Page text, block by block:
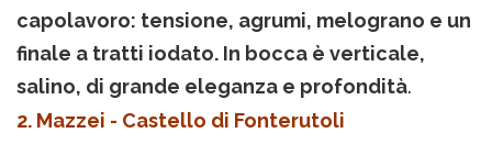
capolavoro: tensione, agrumi, melograno e un
finale a tratti iodato. In bocca è verticale,
salino, di grande eleganza e profondità.
2. Mazzei - Castello di Fonterutoli